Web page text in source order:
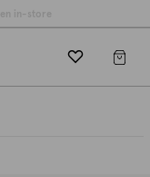
in-store